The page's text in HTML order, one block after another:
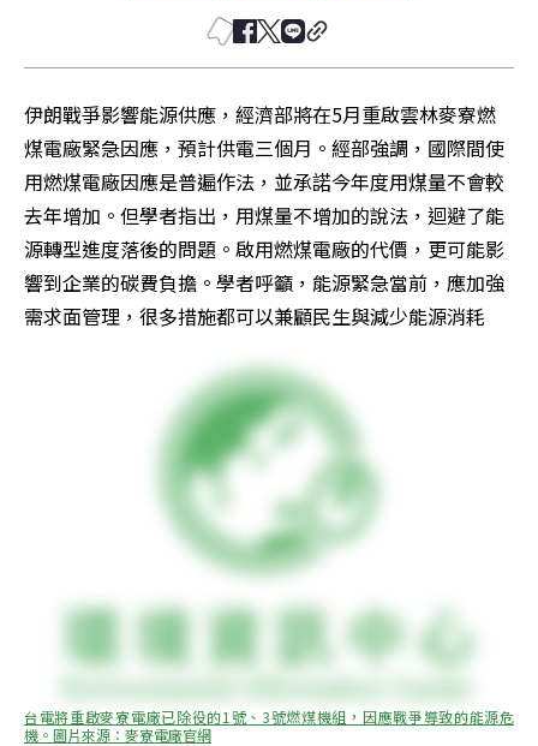
伊朗戰爭影響能源供應，經濟部將在5月重啟雲林麥寮燃
煤電廠緊急因應，預計供電三個月。經部強調，國際間使
用燃煤電廠因應是普遍作法，並承諾今年度用煤量不會較
去年增加。但學者指出，用煤量不增加的說法，迴避了能
源轉型進度落後的問題。啟用燃煤電廠的代價，更可能影
響到企業的碳費負擔。學者呼籲，能源緊急當前，應加強
需求面管理，很多措施都可以兼顧民生與減少能源消耗
台電將重啟麥寮電廠已除役的1號、3號燃煤機組，因應戰爭導致的能源危
機。圖片來源：麥寮電廠官網